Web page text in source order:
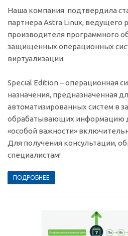
Наша компания подтвердила
партнера Astra Linux, ведущего
производителя программного
защищенных операционных
виртуализации.
Special Edition – операционная
назначения, предназначенная
автоматизированных систем в
обрабатывающих информацию
«особой важности»
Для получения консультации,
специалистам!
ПОДРОБНЕЕ